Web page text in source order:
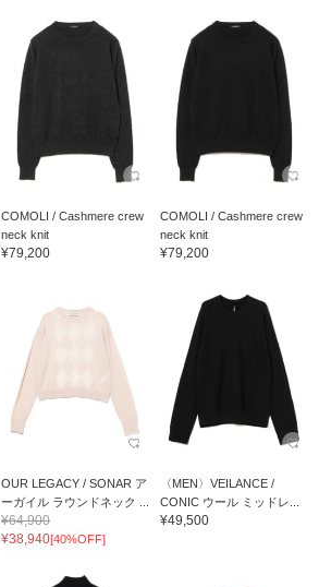
COMOLI / Cashmere crew
neck knit
¥79,200
COMOLI / Cashmere crew
neck knit
¥79,200
OUR LEGACY / SONAR ア
ーガイル ラウンドネック ...
¥64,900
¥38,940[40%OFF]
〈MEN〉VEILANCE /
CONIC ウール ミッドレ...
¥49,500